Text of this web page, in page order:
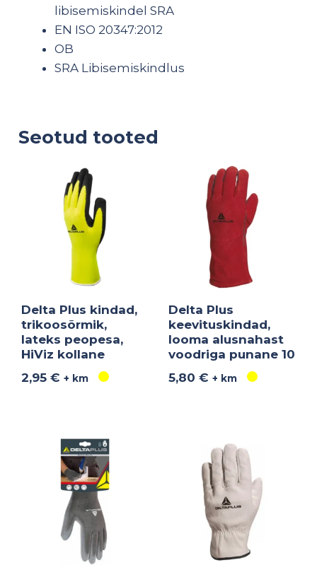
libisemiskindel SRA
EN ISO 20347:2012
OB
SRA Libisemiskindlus
Seotud tooted
Delta Plus kindad,
trikoosõrmik,
lateks peopesa,
HiViz kollane
2,95€ + km
Delta Plus
keevituskindad,
looma alusnahast
voodriga punane 10
5,80 € + km